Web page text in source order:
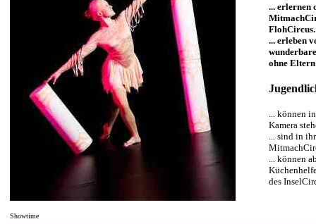
Showtime
... erlernen
FlohCircus.
... erleben
ohne
... können
Kamera
... sind in
... können
des